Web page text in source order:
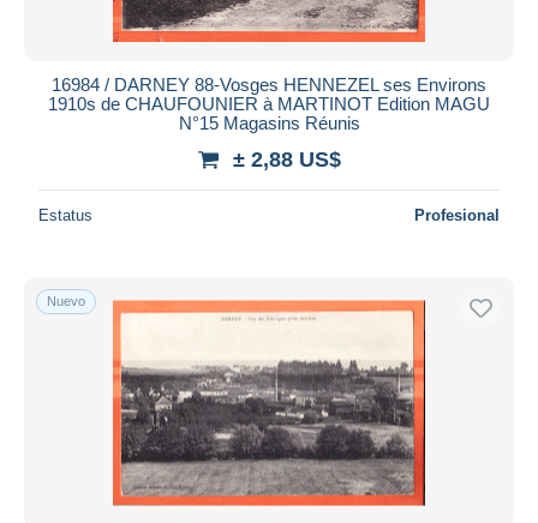
16984 / DARNEY 88-Vosges HENNEZEL ses Environs
1910s de CHAUFOUNIER à MARTINOT Edition MAGU
N°15 Magasins Réunis
± 2,88 US$
Estatus Profesional
Nuevo